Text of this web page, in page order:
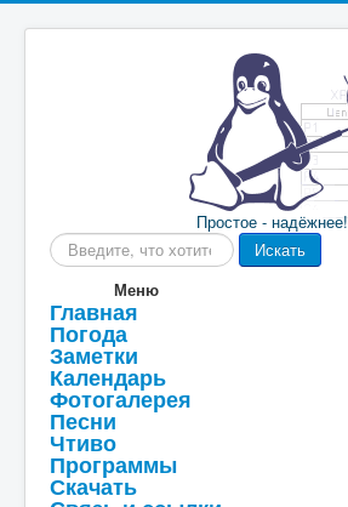
Простое - надёжнее!
Искать...
Искать
Меню
Главная
Погода
Заметки
Календарь
Фотогалерея
Песни
Чтиво
Программы
Скачать